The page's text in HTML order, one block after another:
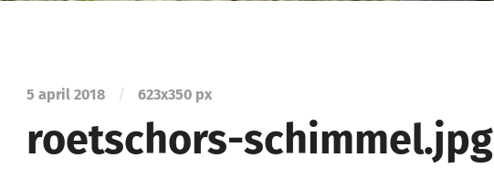
5 april 2018 / 623x350 px
roetschors-schimmel.jpg